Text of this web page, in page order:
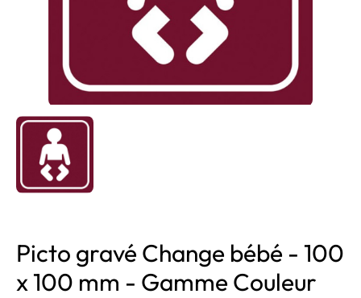
Picto gravé Change bébé - 100
x 100 mm - Gamme Couleur